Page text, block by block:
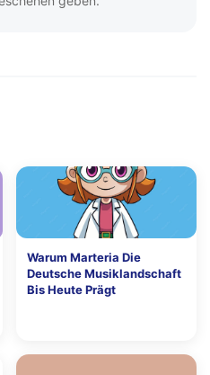
Warum Marteria Die
Deutsche Musiklandschaft
Bis Heute Prägt